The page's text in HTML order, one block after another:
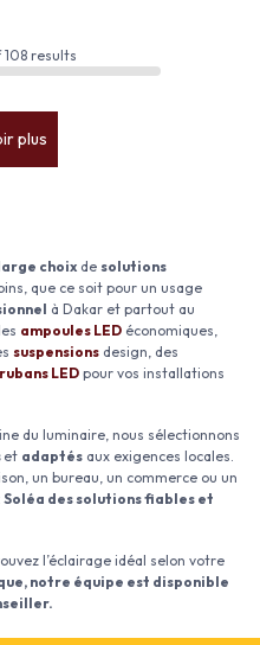
108 results
plus
choix de solutions
que ce soit pour un usage
à Dakar et partout au
ampoules LED économiques,
suspensions design, des
rubans LED pour vos installations
du luminaire, nous sélectionnons
et adaptés aux exigences locales.
un bureau, un commerce ou un
Soléa des solutions fiables et
l’éclairage idéal selon votre
notre équipe est disponible